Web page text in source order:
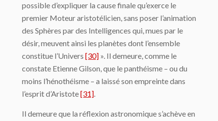
possible d’expliquer la cause finale qu’exerce le
premier Moteur aristotélicien, sans po­ser l’animation
des Sphères par des Intelligences qui, mues par le
désir, meuvent ainsi les planètes dont l’ensemble
constitue l’Univers [30] ». Il demeure, comme le
constate Etienne Gilson, que le panthéisme – ou du
moins l’hénothéisme – a laissé son empreinte dans
l’esprit d’Aristote[31].
Il demeure que la réflexion astronomique s’achève en